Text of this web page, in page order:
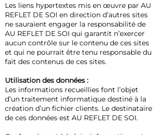
Les liens hypertextes mis en œuvre par AU
REFLET DE SOI en direction d’autres sites
ne sauraient engager la responsabilité de
AU REFLET DE SOI qui garantit n’exercer
aucun contrôle sur le contenu de ces sites
et qui ne pourrait être tenu responsable du
fait des contenus de ces sites.
Utilisation des données :
Les informations recueillies font l’objet
d’un traitement informatique destiné à la
création d’un fichier clients. Le destinataire
de ces données est AU REFLET DE SOI.